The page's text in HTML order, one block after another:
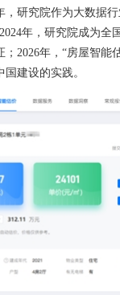
，研究院作为大数据
年，研究院成为全
2026年，“房屋智
建设的实践。